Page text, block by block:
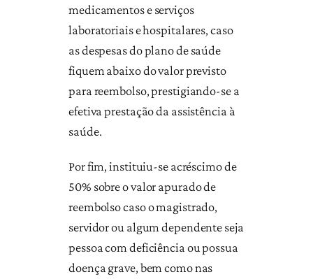
medicamentos e serviços
laboratoriais e hospitalares, caso
as despesas do plano de saúde
fiquem abaixo do valor previsto
para reembolso, prestigiando-se a
efetiva prestação da assistência à
saúde.
Por fim, instituiu-se acréscimo de
50% sobre o valor apurado de
reembolso caso o magistrado,
servidor ou algum dependente seja
pessoa com deficiência ou possua
doença grave, bem como nas